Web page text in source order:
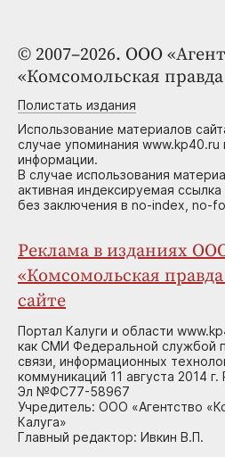
© 2007–2026. ООО
«Комсомольская правда
Полистать издания
Использование материалов
случае упоминания www.kp40.ru
информации.
В случае использования
активная индексируемая
без заключения в no-index, no-
Реклама в изданиях
«Комсомольская
сайте
Портал Калуги и области
как СМИ Федеральной службой
связи, информационных
коммуникаций 11 августа 2014
Эл №ФС77-58967
Учредитель: ООО «Агентство
Калуга»
Главный редактор: Ивкин В.П.